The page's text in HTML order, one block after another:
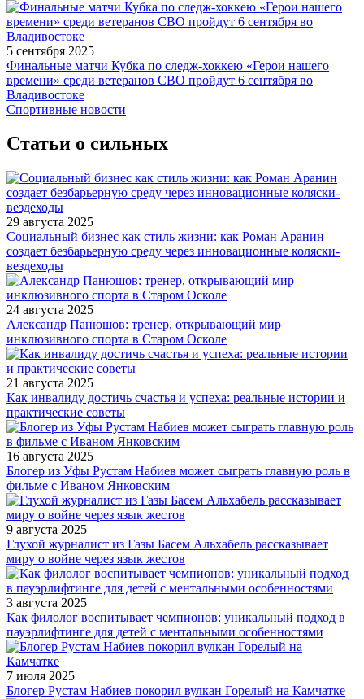
5 сентября 2025
Финальные матчи Кубка по следж-хоккею «Герои нашего
времени» среди ветеранов СВО пройдут 6 сентября во
Владивостоке
Спортивные новости
Статьи о сильных
29 августа 2025
Социальный бизнес как стиль жизни: как Роман Аранин
создает безбарьерную среду через инновационные коляски-
вездеходы
24 августа 2025
Александр Панюшов: тренер, открывающий мир
инклюзивного спорта в Старом Осколе
21 августа 2025
Как инвалиду достичь счастья и успеха: реальные истории и
практические советы
16 августа 2025
Блогер из Уфы Рустам Набиев может сыграть главную роль в
фильме с Иваном Янковским
9 августа 2025
Глухой журналист из Газы Басем Альхабель рассказывает
миру о войне через язык жестов
3 августа 2025
Как филолог воспитывает чемпионов: уникальный подход в
пауэрлифтинге для детей с ментальными особенностями
7 июля 2025
Блогер Рустам Набиев покорил вулкан Горелый на Камчатке